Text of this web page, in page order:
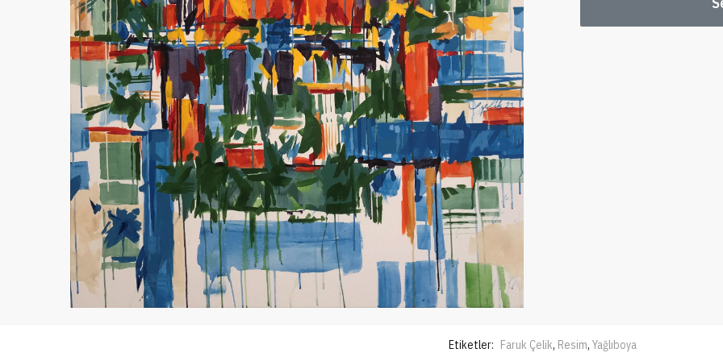
Etiketler: Faruk Çelik, Resim, Yağlıboya